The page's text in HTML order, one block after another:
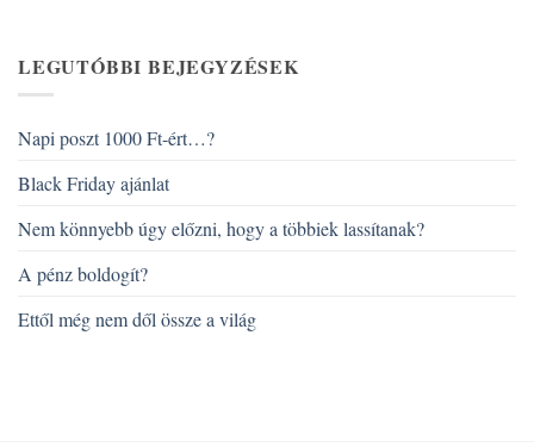
LEGUTÓBBI BEJEGYZÉSEK
Napi poszt 1000 Ft-ért…?
Black Friday ajánlat
Nem könnyebb úgy előzni, hogy a többiek lassítanak?
A pénz boldogít?
Ettől még nem dől össze a világ